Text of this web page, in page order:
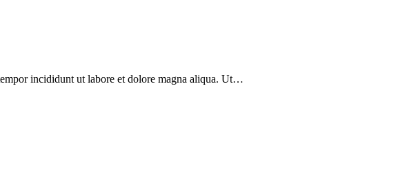
incididunt ut labore et dolore magna aliqua. Ut…